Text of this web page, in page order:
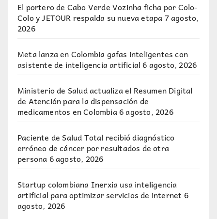
El portero de Cabo Verde Vozinha ficha por Colo-
Colo y JETOUR respalda su nueva etapa7 agosto,
2026
Meta lanza en Colombia gafas inteligentes con
asistente de inteligencia artificial 6 agosto, 2026
Ministerio de Salud actualiza el Resumen Digital
de Atención para la dispensación de
medicamentos en Colombia6 agosto, 2026
Paciente de Salud Total recibió diagnóstico
erróneo de cáncer por resultados de otra
persona6 agosto, 2026
Startup colombiana Inerxia usa inteligencia
artificial para optimizar servicios de internet 6
agosto, 2026